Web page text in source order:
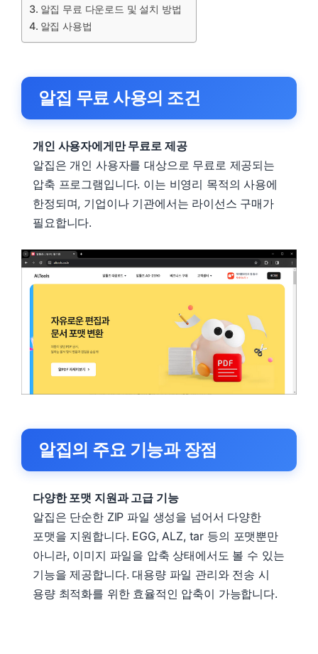
알집 무료 다운로드 및 설치 방법
알집 사용법
알집 무료 사용의 조건
개인 사용자에게만 무료로 제공
알집은 개인 사용자를 대상으로 무료로 제공되는
압축 프로그램입니다. 이는 비영리 목적의 사용에
한정되며, 기업이나 기관에서는 라이선스 구매가
필요합니다.
알집의 주요 기능과 장점
다양한 포맷 지원과 고급 기능
알집은 단순한 ZIP 파일 생성을 넘어서 다양한
포맷을 지원합니다. EGG, ALZ, tar 등의 포맷뿐만
아니라, 이미지 파일을 압축 상태에서도 볼 수 있는
기능을 제공합니다. 대용량 파일 관리와 전송 시
용량 최적화를 위한 효율적인 압축이 가능합니다.